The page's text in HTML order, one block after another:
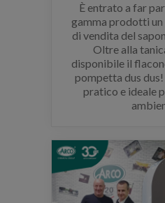
È entrato a far
gamma prodotti
di vendita del
Oltre alla
disponibile il
pompetta dus
pratico e ideale